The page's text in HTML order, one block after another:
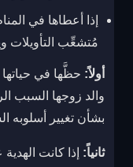
إذا أعطاها في
مُتشعِّب التأويلات
أولاً: حظَّها في
والد زوجها السبب
بشأن تغيير أسلوبه
ثانياً: إذا كانت